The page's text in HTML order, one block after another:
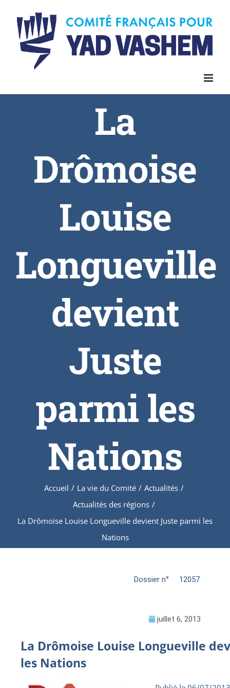
La
Drômoise
Louise
Longueville
devient
Juste
parmi les
Nations
Accueil / La vie du Comité / Actualités /
Actualités des régions /
La Drômoise Louise Longueville devient Juste parmi les
Nations
Dossier n° 12057
juillet 6, 2013
La Drômoise Louise Longueville
les Nations